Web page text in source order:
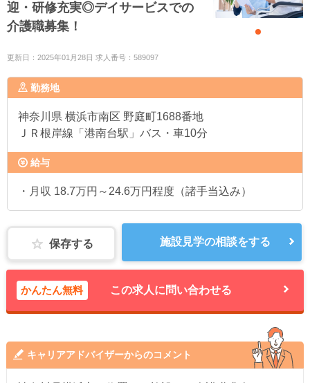
迎・研修充実◎デイサービスでの
介護職募集！
更新日：2025年01月28日 求人番号：589097
勤務地
神奈川県 横浜市南区 野庭町1688番地
ＪＲ根岸線「港南台駅」バス・車10分
給与
・月収 18.7万円～24.6万円程度（諸手当込み）
保存する 施設見学の相談をする
かんたん無料 この求人に問い合わせる
キャリアアドバイザーからのコメント